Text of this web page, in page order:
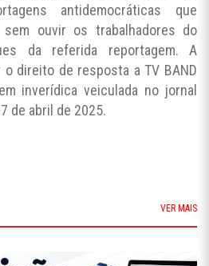
antidemocráticas que
sem ouvir os trabalhadores do
da referida reportagem. A
o direito de resposta a TV BAND
inverídica veiculada no jornal
de abril de 2025.
VER MAIS